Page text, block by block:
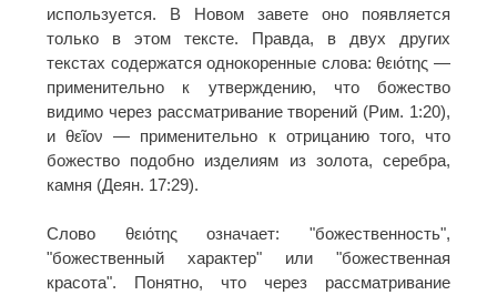
используется. В Новом завете оно появляется
только в этом тексте. Правда, в двух других
текстах содержатся однокоренные слова: θειότης —
применительно к утверждению, что божество
видимо через рассматривание творений (Рим. 1:20),
и θεῖον — применительно к отрицанию того, что
божество подобно изделиям из золота, серебра,
камня (Деян. 17:29).
Слово θειότης означает: "божественность",
"божественный характер" или "божественная
красота". Понятно, что через рассматривание